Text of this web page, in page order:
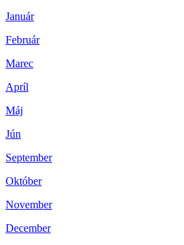
Január
Február
Marec
Apríl
Máj
Jún
September
Október
November
December